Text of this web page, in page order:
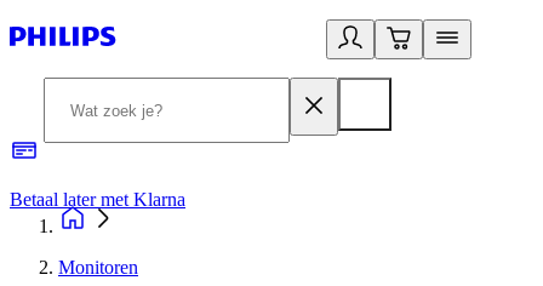
Betaal later met Klarna
Monitoren